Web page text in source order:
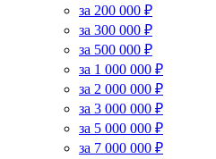
за 200 000 ₽
за 300 000 ₽
за 500 000 ₽
за 1 000 000 ₽
за 2 000 000 ₽
за 3 000 000 ₽
за 5 000 000 ₽
за 7 000 000 ₽